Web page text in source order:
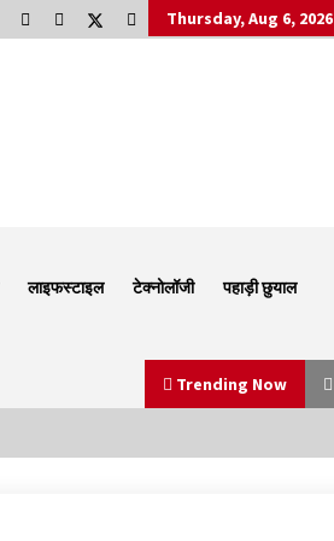
Thursday, Aug 6, 2026
लाइफस्टाइल टेक्नोलॉजी पहाड़ी छुयाल
Trending Now